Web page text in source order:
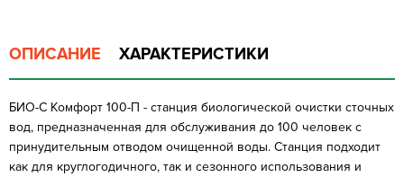
ОПИСАНИЕ ХАРАКТЕРИСТИКИ
БИО-С Комфорт 100-П - станция биологической очистки сточных
вод, предназначенная для обслуживания до 100 человек с
принудительным отводом очищенной воды. Станция подходит
как для круглогодичного, так и сезонного использования и